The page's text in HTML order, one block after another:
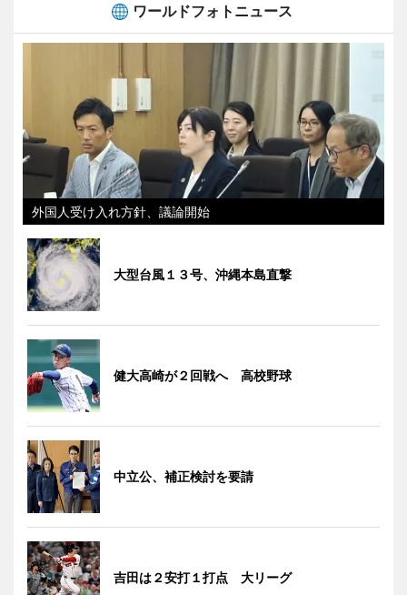
ワールドフォトニュース
外国人受け入れ方針、議論開始
大型台風１３号、沖縄本島直撃
健大高崎が２回戦へ 高校野球
中立公、補正検討を要請
吉田は２安打１打点 大リーグ